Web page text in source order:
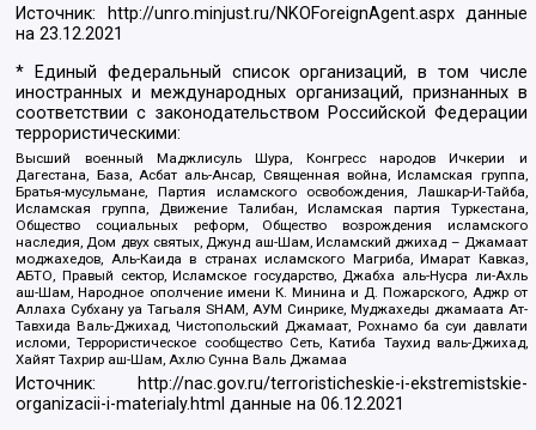
Источник: http://unro.minjust.ru/NKOForeignAgent.aspxданные
на23.12.2021
* Единый федеральный список организаций, в том числе
иностранных и международных организаций, признанных в
соответствии с законодательством Российской Федерации
террористическими:
Высший военный Маджлисуль Шура, Конгресс народов Ичкерии и
Дагестана, База, Асбат аль-Ансар, Священная война, Исламская группа,
Братья-мусульмане, Партия исламского освобождения, Лашкар-И-Тайба,
Исламская группа, Движение Талибан, Исламская партия Туркестана,
Общество социальных реформ, Общество возрождения исламского
наследия, Дом двух святых, Джунд аш-Шам, Исламский джихад – Джамаат
моджахедов, Аль-Каида в странах исламского Магриба, Имарат Кавказ,
АБТО, Правый сектор, Исламское государство, Джабха аль-Нусра ли-Ахль
аш-Шам, Народное ополчение имени К. Минина и Д. Пожарского, Аджр от
Аллаха Субхану уа Тагьаля SHAM, АУМ Синрике, Муджахеды джамаата Ат-
Тавхида Валь-Джихад, Чистопольский Джамаат, Рохнамо ба суи давлати
исломи, Террористическое сообщество Сеть, Катиба Таухид валь-Джихад,
Хайят Тахрир аш-Шам, Ахлю Сунна Валь Джамаа
Источник:
http://nac.gov.ru/terroristicheskie-i-ekstremistskie-
organizacii-i-materialy.html данные на06.12.2021